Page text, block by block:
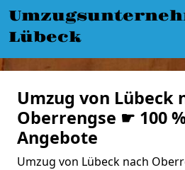
Lübeck
Umzug von Lübeck
Oberrengse ☛ 100
Angebote
Umzug von Lübeck nach